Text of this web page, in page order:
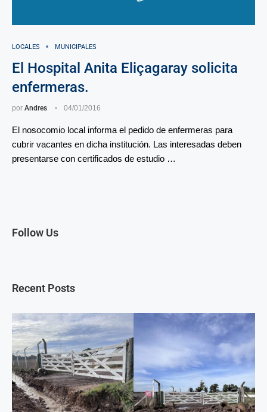
LOCALES MUNICIPALES
El Hospital Anita Eliçagaray solicita
enfermeras.
por Andres 04/01/2016
El nosocomio local informa el pedido de enfermeras para
cubrir vacantes en dicha institución. Las interesadas deben
presentarse con certificados de estudio …
Follow Us
Recent Posts